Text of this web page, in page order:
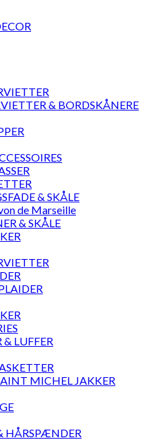
& BORDSKÅNERE
& SKÅLE
de Marseille
& SKÅLE
LUFFER
MICHEL JAKKER
HÅRSPÆNDER